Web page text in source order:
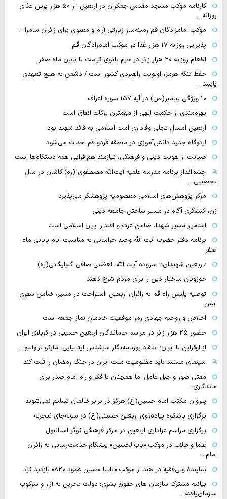
کارنامه موکب مسجد مقدس جمکران در اربعین؛ از ۵۰ هزار پرس غذای
روزانه…
موکب امامزادگان قم زمینه‌ساز زیارتی آرام و معنوی برای زائران سامرا…
پذیرایی روزانه ۱۷ هزار غذا در موکب امامزادگان قم
اطعام روزانه ۲۰ هزار زائر در حرم بانوی کرامت تا پایان ماه صفر
حفظ تنگه هرمز، اولویت راهبردی کشور است / دشمن به هیچ تعهدی
پایبند…
۱۰ ویژگی پیامبر(ص) در آیه ۱۵۷ سوره اعراف
بهره‌مندی از حکمت الهی از مهمترن برکات انفاق است
اربعین امسال تجلی وفاداری امت اسلامی به قائد شهید بود
اردوگاه جدید دانش‌آموزی در منطقه فردو قم احداث می‌شود
صیانت از هویت دینی و فرهنگی، نیازمند هم‌افزایی همه دستگاه‌ها است
چشم‌انداز برنامه مدرسه علمیه آیت‌الله مصطفوی (ره) کاشان در سال
تحصیلی…
مرکز پژوهش‌های اسلامی معصومیه پژوهشگر می‌پذیرد
زن، کنشگری آگاه در مسیر ساختن جامعه دینی
استمرار مسیر شهدا، ضامن عزت و اقتدار ایران اسلامی است
برنامه دفتر حضرت آیت الله وحید خراسانی به مناسبت ایام پایانی ماه
صفر
«اربعین شهیدان»؛ سروده آیت الله العظمی صافی گلپایگانی(ره)
حوزویان ساختار دین را برای مردم شرح دهند
توصیه پلیس راه قم به زائران اربعین؛ استراحت در مسیر، ضامن سفری
ایمن
اخلاص و روحیه جهادی رمز موفقیت خادمان نماز جمعه است
حضور ۲۵ هزار زائر در مراسم جاماندگان اربعین حسینی در کربلای ایران
از اوکراین تا ایران؛ انتقاد روزنامه‌نگار سرشناس ایتالیایی، مارکو تراوالیو،…
سینمای مستند باید مظلومیت ملت ایران در جنگ رمضان را ثبت کند
مفتی صور و جبل عامل: ما همچنان با فکر و راه امام صدر برای
ماندگاری…
پیروان مکتب امام حسین(ع) هرگز در برابر ظالمان تسلیم نمی‌شوند
برگزاری باشکوه پیاده‌روی اربعین حسینی(ع) در سوله‌جای نیجریه
برگزاری مراسم عزاداری اربعین در مرکز فرهنگی کوثر استانبول
علما و طلاب در موکب «باب‌الحسین» پیشگام خدمت‌رسانی به زائران
امام…
نمایندهٔ ولی‌فقیه در هند از موکب «باب‌الحسین عمود ۸۲۰» بازدید کرد
بیانیه مشترک سازمان های حقوق بشری: دولت بحرین به آزار و سرکوب
سازمان‌یافته…